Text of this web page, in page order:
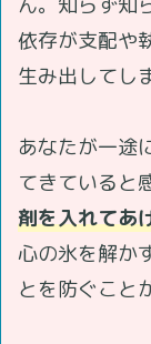
依存が支配や
生み出してし
あなたが一途
てきていると
剤を入れてあ
心の氷を解か
とを防ぐこと